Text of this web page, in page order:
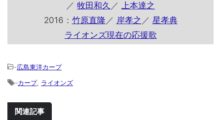
／ 牧田和久 ／ 上本達之
2016： 竹原直隆 ／ 岸孝之 ／ 星孝典
ライオンズ現在の応援歌
-広島東洋カープ
-カープ, ライオンズ
関連記事